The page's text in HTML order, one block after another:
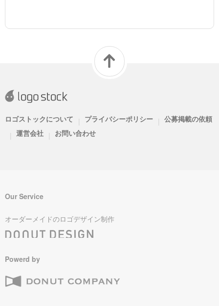
ロゴストックについて | プライバシーポリシー | 公募掲載の依頼
| 運営会社 | お問い合わせ
Our Service
オーダーメイドのロゴデザイン制作
Powerd by